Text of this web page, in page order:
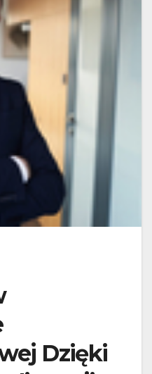
Dzięki